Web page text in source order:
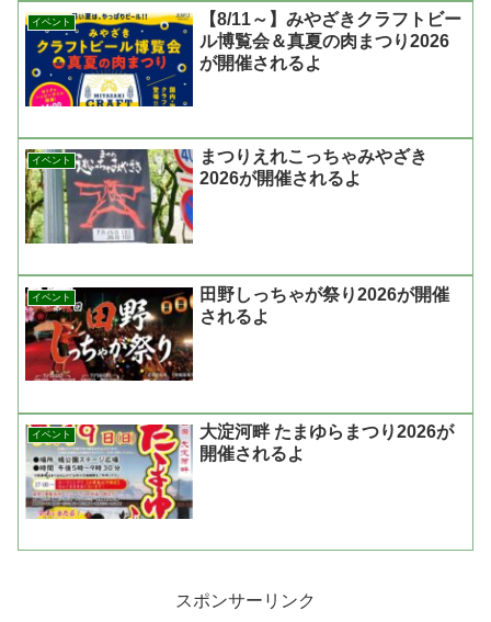
イベント
【8/11～】みやざきクラフトビー
ル博覧会＆真夏の肉まつり2026
が開催されるよ
イベント
まつりえれこっちゃみやざき
2026が開催されるよ
イベント
田野しっちゃが祭り2026が開催
されるよ
イベント
大淀河畔 たまゆらまつり2026が
開催されるよ
スポンサーリンク